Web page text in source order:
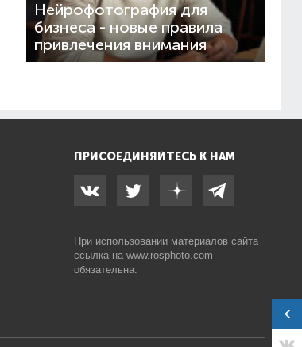
Нейрофотография для
бизнеса - новые правила
привлечения внимания
ПРИСОЕДИНЯЙТЕСЬ К НАМ
При использовании материалов сайта
ссылка на www.rosphoto.com
обязательна.